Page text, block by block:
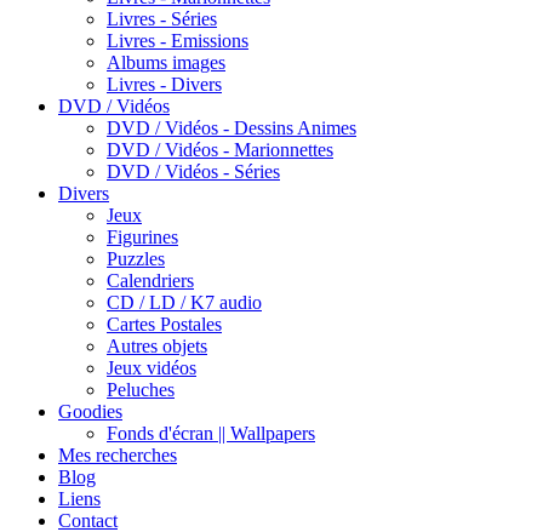
Livres - Séries
Livres - Emissions
Albums images
Livres - Divers
DVD / Vidéos
DVD / Vidéos - Dessins Animes
DVD / Vidéos - Marionnettes
DVD / Vidéos - Séries
Divers
Jeux
Figurines
Puzzles
Calendriers
CD / LD / K7 audio
Cartes Postales
Autres objets
Jeux vidéos
Peluches
Goodies
Fonds d'écran || Wallpapers
Mes recherches
Blog
Liens
Contact